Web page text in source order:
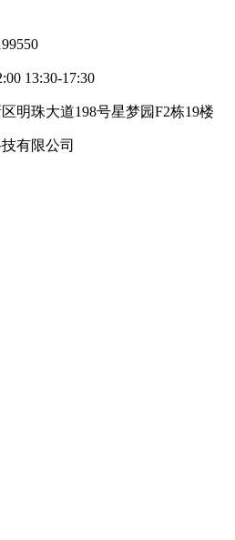
13:30-17:30
明珠大道198号星梦园F2栋19楼
有限公司